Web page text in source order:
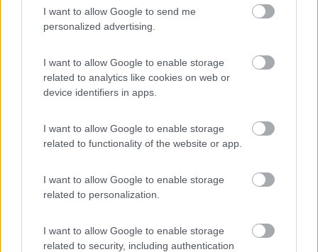
I want to allow Google to send me
personalized advertising.
I want to allow Google to enable storage
related to analytics like cookies on web or
device identifiers in apps.
I want to allow Google to enable storage
related to functionality of the website or app.
I want to allow Google to enable storage
related to personalization.
I want to allow Google to enable storage
related to security, including authentication
migliore...